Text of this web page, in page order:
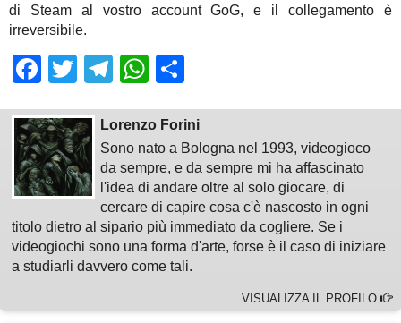
di Steam al vostro account GoG, e il collegamento è
irreversibile.
Facebook
TwitterTelegram
WhatsApp
Lorenzo Forini
Sono nato a Bologna nel 1993, videogioco
da sempre, e da sempre mi ha affascinato
l'idea di andare oltre al solo giocare, di
cercare di capire cosa c'è nascosto in ogni
titolo dietro al sipario più immediato da cogliere. Se i
videogiochi sono una forma d'arte, forse è il caso di iniziare
a studiarli davvero come tali.
VISUALIZZA IL PROFILO